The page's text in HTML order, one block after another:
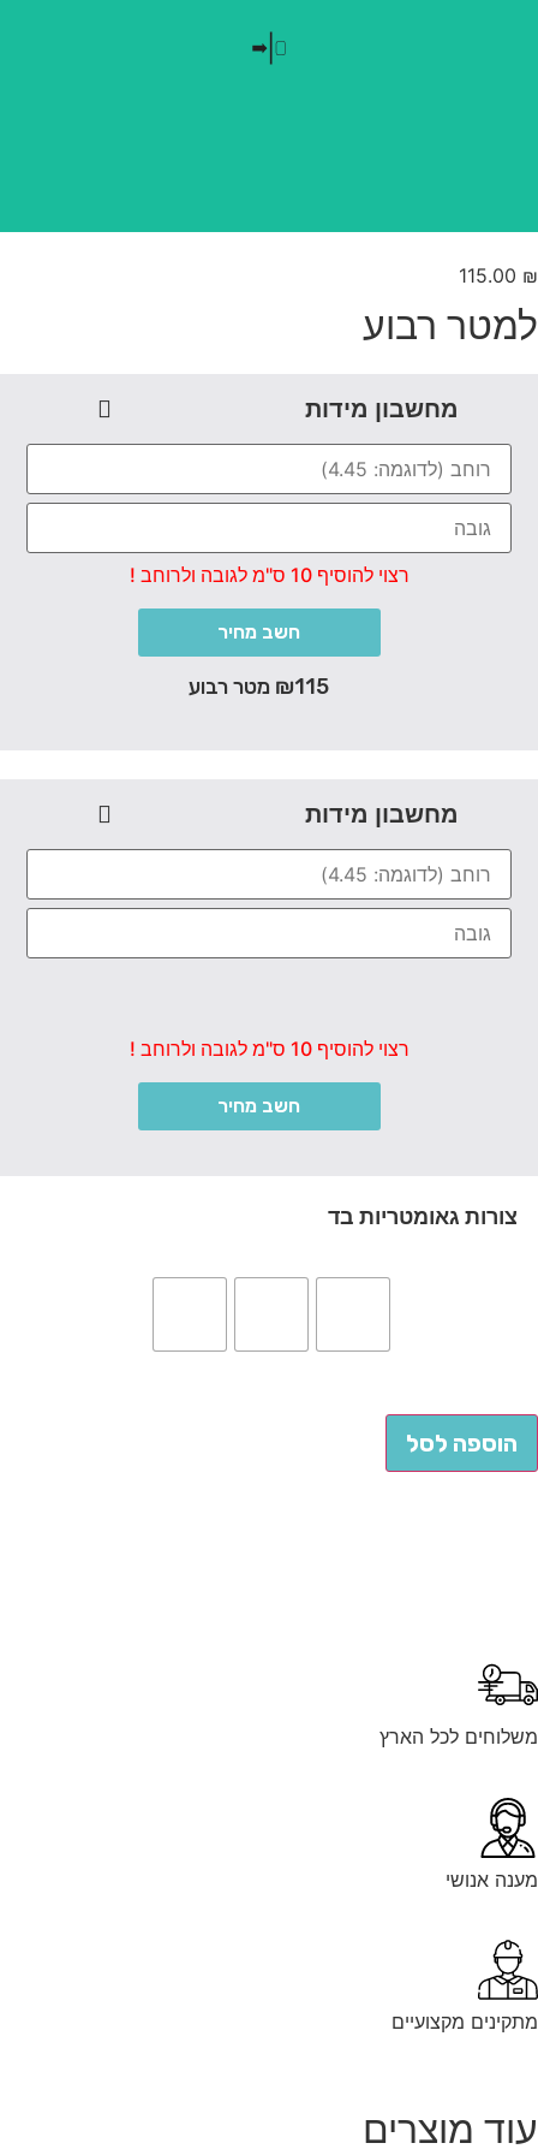
בלי חזרתיות
115.00
רבוע
מחשבון מידות
רצוי להוסיף 10 ס"מ לגובה ולרוחב !
חשב מחיר
₪115 מטר רבוע
מחשבון מידות
רצוי להוסיף 10 ס"מ לגובה ולרוחב !
חשב מחיר
צורות גאומטריות בד
הוספה לסל
לכל הארץ
אנושי
מקצועיים
מוצרים